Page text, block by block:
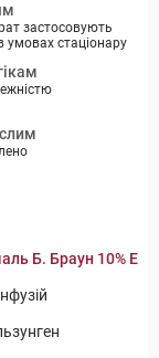
застосовують
умовах стаціонару
Б. Браун 10% Е